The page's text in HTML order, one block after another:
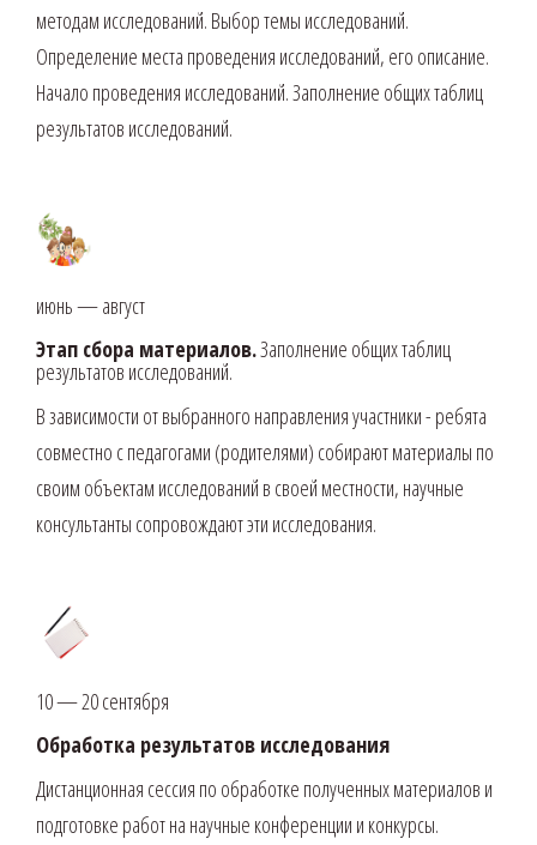
методам исследований. Выбор темы исследований.
Определение места проведения исследований, его описание.
Начало проведения исследований. Заполнение общих таблиц
результатов исследований.
июнь — август
Этап сбора материалов.Заполнение общих таблиц
результатов исследований.
В зависимости от выбранного направления участники - ребята
совместно с педагогами (родителями) собирают материалы по
своим объектам исследований в своей местности, научные
консультанты сопровождают эти исследования.
10 — 20 сентября
Обработка результатов исследования
Дистанционная сессия по обработке полученных материалов и
подготовке работ на научные конференции и конкурсы.